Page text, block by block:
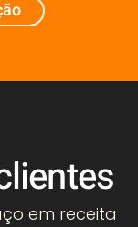
em receita